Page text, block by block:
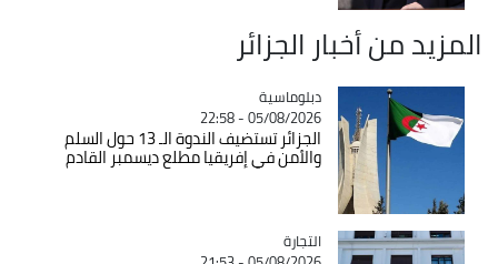
المزيد من أخبار الجزائر
Catégorie
دبلوماسية
05/08/2026 - 22:58
الجزائر تستضيف الندوة الـ 13 حول السلم
والأمن في إفريقيا مطلع ديسمبر القادم
Catégorie
التجارة